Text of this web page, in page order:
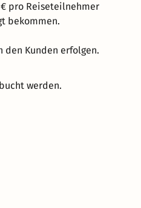
pro Reiseteilnehmer
bekommen.
den Kunden erfolgen.
werden.